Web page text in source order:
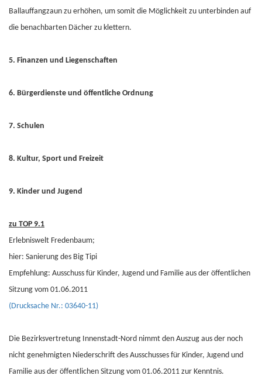
Ballauffangzaun zu erhöhen, um somit die Möglichkeit zu unterbinden auf
die benachbarten Dächer zu klettern.
5. Finanzen und Liegenschaften
6. Bürgerdienste und öffentliche Ordnung
7. Schulen
8. Kultur, Sport und Freizeit
9. Kinder und Jugend
zu TOP 9.1
Erlebniswelt Fredenbaum;
hier: Sanierung des Big Tipi
Empfehlung: Ausschuss für Kinder, Jugend und Familie aus der öffentlichen
Sitzung vom 01.06.2011
(Drucksache Nr.: 03640-11)
Die Bezirksvertretung Innenstadt-Nord nimmt den Auszug aus der noch
nicht genehmigten Niederschrift des Ausschusses für Kinder, Jugend und
Familie aus der öffentlichen Sitzung vom 01.06.2011 zur Kenntnis.